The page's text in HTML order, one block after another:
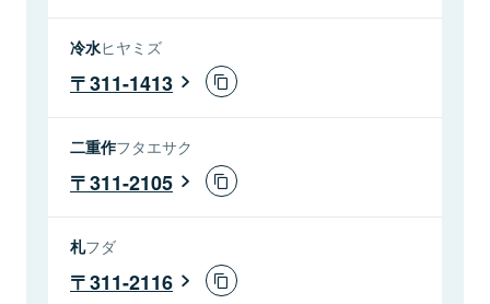
冷水ヒヤミズ
311-1413
二重作フタエサク
311-2105
札フダ
311-2116